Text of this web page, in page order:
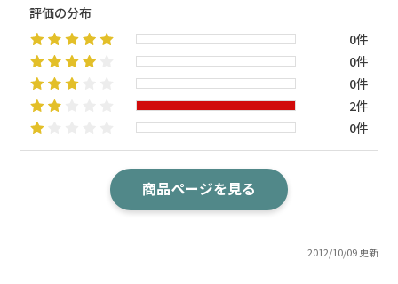
2012/10/09 更新
評価の分布
0件
0件
0件
2件
0件
商品ページを見る